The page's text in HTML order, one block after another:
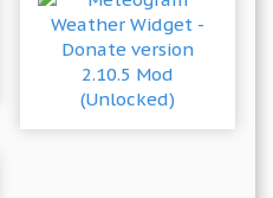
16.15.0 b1080013562